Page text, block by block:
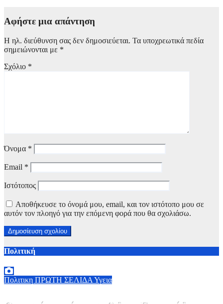
Αφήστε μια απάντηση
Η ηλ. διεύθυνση σας δεν δημοσιεύεται. Τα υποχρεωτικά πεδία
σημειώνονται με *
Σχόλιο *
Όνομα *
Email *
Ιστότοπος
Αποθήκευσε το όνομά μου, email, και τον ιστότοπο μου σε
αυτόν τον πλοηγό για την επόμενη φορά που θα σχολιάσω.
Πολιτική
Πολιτικη ΠΡΩΤΗ ΣΕΛΙΔΑ Υγεια